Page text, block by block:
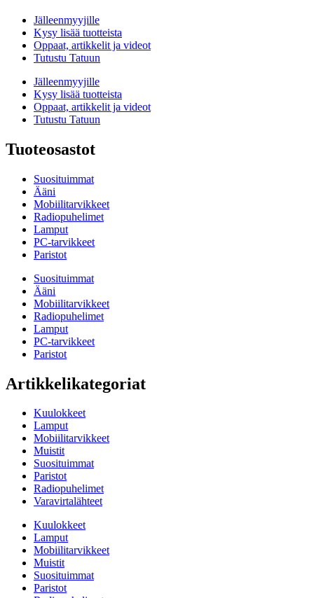
Jälleenmyyjille
Kysy lisää tuotteista
Oppaat, artikkelit ja videot
Tutustu Tatuun
Jälleenmyyjille
Kysy lisää tuotteista
Oppaat, artikkelit ja videot
Tutustu Tatuun
Tuoteosastot
Suosituimmat
Ääni
Mobiilitarvikkeet
Radiopuhelimet
Lamput
PC-tarvikkeet
Paristot
Suosituimmat
Ääni
Mobiilitarvikkeet
Radiopuhelimet
Lamput
PC-tarvikkeet
Paristot
Artikkelikategoriat
Kuulokkeet
Lamput
Mobiilitarvikkeet
Muistit
Suosituimmat
Paristot
Radiopuhelimet
Varavirtalähteet
Kuulokkeet
Lamput
Mobiilitarvikkeet
Muistit
Suosituimmat
Paristot